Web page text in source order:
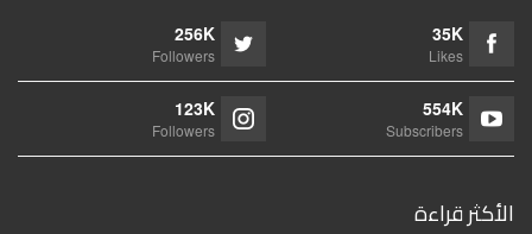
35K
Likes
256K
Followers
554K
Subscribers
123K
Followers
الأكثر قراءة